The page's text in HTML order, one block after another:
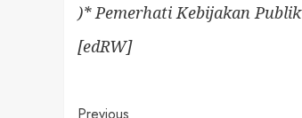
)* Pemerhati Kebijakan Publik
[edRW]
Previous